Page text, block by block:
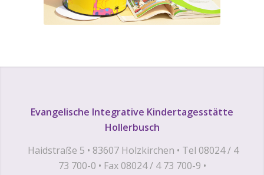
Evangelische Integrative Kindertagesstätte
Hollerbusch
Haidstraße 5 • 83607 Holzkirchen • Tel 08024 / 4
73 700-0 • Fax 08024 / 4 73 700-9 •